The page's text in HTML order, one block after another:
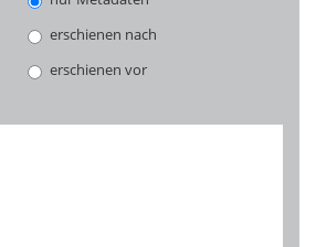
erschienen nach
erschienen vor